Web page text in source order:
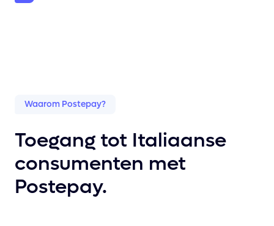
Waarom Postepay?
Toegang tot Italiaanse
consumenten met
Postepay.